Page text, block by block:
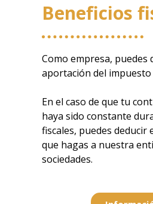
Beneficios
Como empresa, puedes
aportación del impuesto
En el caso de que tu
haya sido constante
fiscales, puedes deducir
que hagas a nuestra
sociedades.